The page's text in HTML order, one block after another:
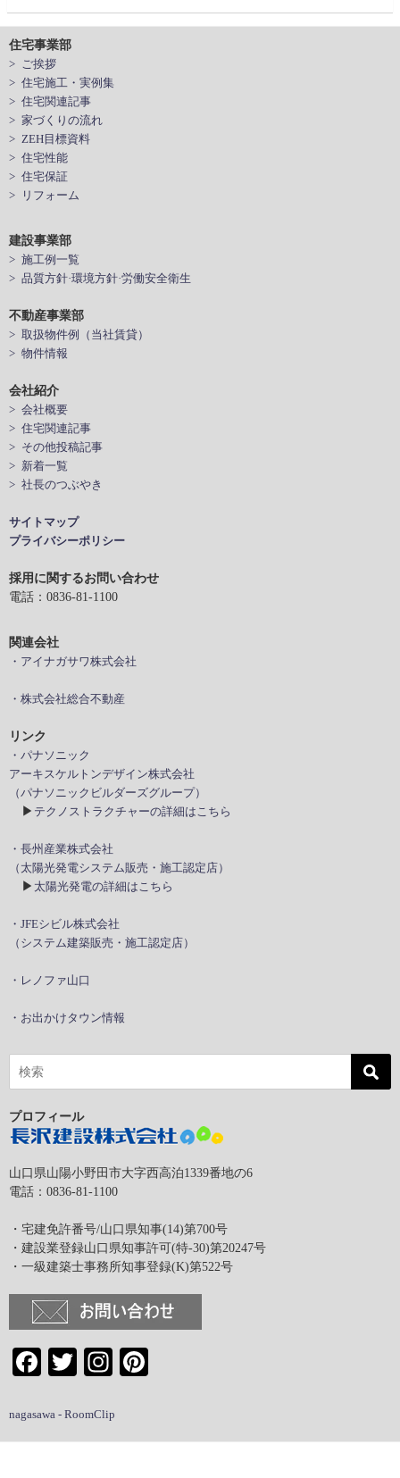
住宅事業部
> ご挨拶
> 住宅施工・実例集
> 住宅関連記事
> 家づくりの流れ
> ZEH目標資料
> 住宅性能
> 住宅保証
> リフォーム
建設事業部
> 施工例一覧
> 品質方針·環境方針·労働安全衛生
不動産事業部
> 取扱物件例（当社賃貸）
> 物件情報
会社紹介
> 会社概要
> 住宅関連記事
> その他投稿記事
> 新着一覧
> 社長のつぶやき
サイトマップ
プライバシーポリシー
採用に関するお問い合わせ
電話：0836-81-1100
関連会社
・アイナガサワ株式会社
・株式会社総合不動産
リンク
・パナソニック
アーキスケルトンデザイン株式会社
（パナソニックビルダーズグループ）
▶ テクノストラクチャーの詳細はこちら
・長州産業株式会社
（太陽光発電システム販売・施工認定店）
▶ 太陽光発電の詳細はこちら
・JFEシビル株式会社
（システム建築販売・施工認定店）
・レノファ山口
・お出かけタウン情報
プロフィール
山口県山陽小野田市大字西高泊1339番地の6
電話：0836-81-1100
・宅建免許番号/山口県知事(14)第700号
・建設業登録山口県知事許可(特-30)第20247号
・一級建築士事務所知事登録(K)第522号
FacebookTwitter Instagram
nagasawa - RoomClip